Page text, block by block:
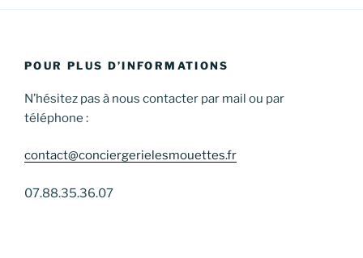
POUR PLUS D’INFORMATIONS
N’hésitez pas à nous contacter par mail ou par
téléphone :
contact@conciergerielesmouettes.fr
07.88.35.36.07